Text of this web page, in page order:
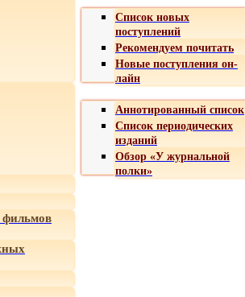
Список новых
поступлений
Рекомендуем почитать
Новые поступления он-
лайн
Аннотированный список
Список периодических
изданий
Обзор «У журнальной
полки»